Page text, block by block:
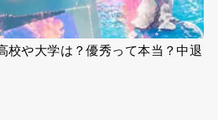
校や大学は？優秀って本当？中退